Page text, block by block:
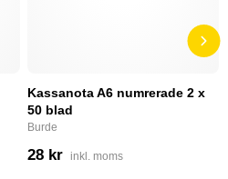
Kassanota A6 numrerade 2 x
50 blad
Burde
28 kr inkl. moms